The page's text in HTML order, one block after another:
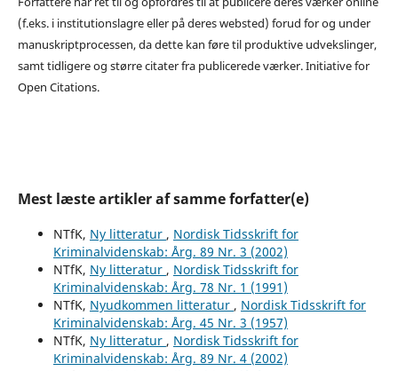
(f.eks. i institutionslagre eller på deres websted) forud for og under
manuskriptprocessen, da dette kan føre til produktive udvekslinger,
samt tidligere og større citater fra publicerede værker. Initiative for
Open Citations.
Mest læste artikler af samme forfatter(e)
NTfK, Ny litteratur , Nordisk Tidsskrift for
Kriminalvidenskab: Årg. 89 Nr. 3 (2002)
NTfK, Ny litteratur , Nordisk Tidsskrift for
Kriminalvidenskab: Årg. 78 Nr. 1 (1991)
NTfK, Nyudkommen litteratur , Nordisk Tidsskrift for
Kriminalvidenskab: Årg. 45 Nr. 3 (1957)
NTfK, Ny litteratur , Nordisk Tidsskrift for
Kriminalvidenskab: Årg. 89 Nr. 4 (2002)